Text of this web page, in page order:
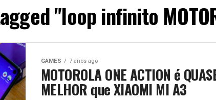
"loop infinito
GAMES 7 anos ago
MOTOROLA ONE ACTION é
MELHOR que XIAOMI MI A3